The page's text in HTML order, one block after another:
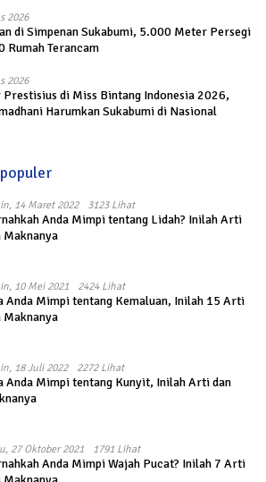
2026
di Simpenan Sukabumi, 5.000 Meter Persegi
Rumah Terancam
2026
Prestisius di Miss Bintang Indonesia 2026,
Harumkan Sukabumi di Nasional
14 Maret 2022 3123 Lihat
Anda Mimpi tentang Lidah? Inilah Arti
Maknanya
10 Mei 2021 2424 Lihat
Anda Mimpi tentang Kemaluan, Inilah 15 Arti
Maknanya
18 Juli 2022 2272 Lihat
Anda Mimpi tentang Kunyit, Inilah Arti dan
27 Oktober 2021 1791 Lihat
Anda Mimpi Wajah Pucat? Inilah 7 Arti